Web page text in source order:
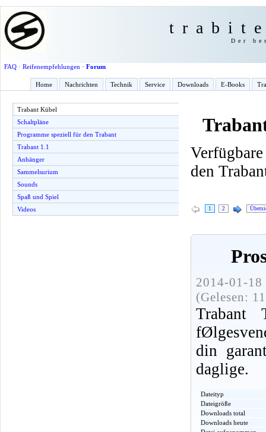
Der
FAQ· Reifenempfehlungen · Forum
Home Nachrichten Technik Service Downloads E-Books
Trabant Kübel
Schaltpläne
Programme speziell für den Trabant
Trabant 1.1
Anhänger
Sammelsurium
Sounds
Spaß und Spiel
Videos
den
1 2
2014-01-
(Gelesen:
din
daglige.
Dateityp
Dateigröße
Downloads total
Downloads heute